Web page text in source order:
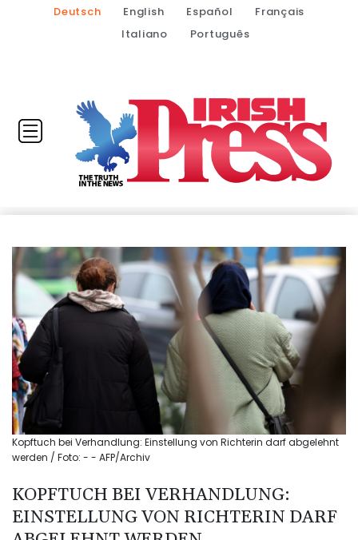
Deutsch English Español
Français
Italiano
Português
Kopftuch bei Verhandlung: Einstellung von Richterin darf abgelehnt
werden / Foto: - - AFP/Archiv
KOPFTUCH BEI VERHANDLUNG:
EINSTELLUNG VON RICHTERIN DARF